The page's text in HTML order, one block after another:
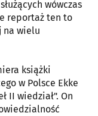
wówczas
reportaż ten to
na wielu
książki
w Polsce Ekke
II wiedział". On